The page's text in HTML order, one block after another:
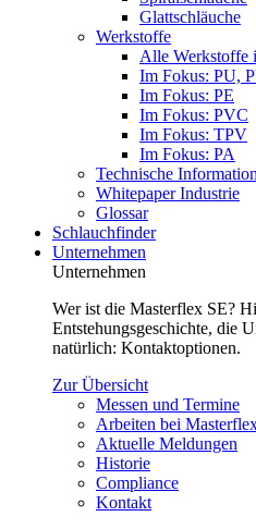
Glattschläuche
Werkstoffe
Alle Werkstoffe
Im Fokus: PU,
Im Fokus: PE
Im Fokus: PVC
Im Fokus: TPV
Im Fokus: PA
Technische
Whitepaper Industrie
Glossar
Schlauchfinder
Unternehmen
Unternehmen
Wer ist die Masterflex SE?
Entstehungsgeschichte, die
natürlich: Kontaktoptionen.
Zur Übersicht
Messen und Termine
Arbeiten bei
Aktuelle Meldungen
Historie
Compliance
Kontakt